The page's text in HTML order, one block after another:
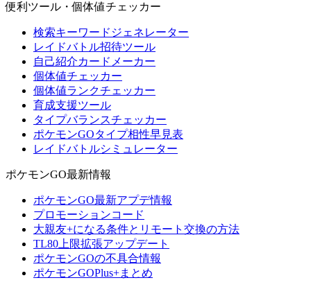
便利ツール・個体値チェッカー
検索キーワードジェネレーター
レイドバトル招待ツール
自己紹介カードメーカー
個体値チェッカー
個体値ランクチェッカー
育成支援ツール
タイプバランスチェッカー
ポケモンGOタイプ相性早見表
レイドバトルシミュレーター
ポケモンGO最新情報
ポケモンGO最新アプデ情報
プロモーションコード
大親友+になる条件とリモート交換の方法
TL80上限拡張アップデート
ポケモンGOの不具合情報
ポケモンGOPlus+まとめ